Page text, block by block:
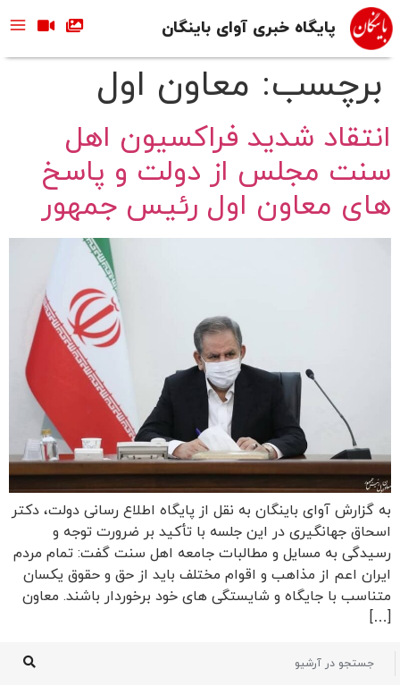
پایگاه خبری آوای باینگان
برچسب: معاون اول
انتقاد شدید فراکسیون اهل
سنت مجلس از دولت و پاسخ
های معاون اول رئیس جمهور
به گزارش آوای باینگان به نقل از پایگاه اطلاع‌ رسانی دولت، دکتر
اسحاق جهانگیری در این جلسه با تأکید بر ضرورت توجه و
رسیدگی به مسایل و مطالبات جامعه اهل سنت گفت: تمام مردم
ایران اعم از مذاهب و اقوام مختلف باید از حق و حقوق یکسان
متناسب با جایگاه و شایستگی های خود برخوردار باشند. معاون
[…]